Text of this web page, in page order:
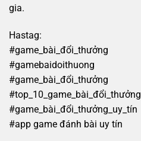
gia.
Hastag:
#game_bài_đổi_thưởng
#gamebaidoithuong
#game_bài_đổi_thưởng
#top_10_game_bài_đổi_thưởng
#game_bài_đổi_thưởng_uy_tín
#app game đánh bài uy tín